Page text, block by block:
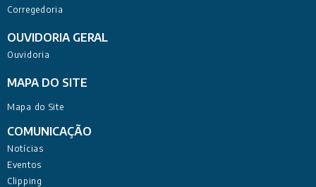
Corregedoria
OUVIDORIA GERAL
Ouvidoria
MAPA DO SITE
Mapa do Site
COMUNICAÇÃO
Notícias
Eventos
Clipping